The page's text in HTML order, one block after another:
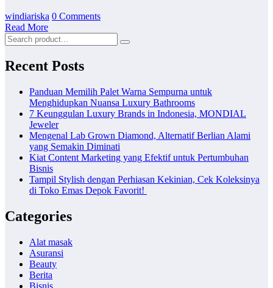
windiariska 0 Comments
Read More
Recent Posts
Panduan Memilih Palet Warna Sempurna untuk
Menghidupkan Nuansa Luxury Bathrooms
7 Keunggulan Luxury Brands in Indonesia, MONDIAL
Jeweler
Mengenal Lab Grown Diamond, Alternatif Berlian Alami
yang Semakin Diminati
Kiat Content Marketing yang Efektif untuk Pertumbuhan
Bisnis
Tampil Stylish dengan Perhiasan Kekinian, Cek Koleksinya
di Toko Emas Depok Favorit!
Categories
Alat masak
Asuransi
Beauty
Berita
Bisnis